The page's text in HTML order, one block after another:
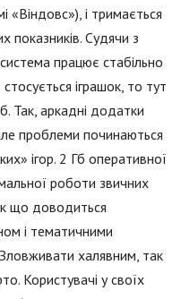
«Віндовс»), і тримається
показників. Судячи з
система працює стабільно
іграшок, то тут
Так, аркадні додатки
проблеми починаються
ігор. 2 Гб оперативної
роботи звичних
що доводиться
і тематичними
халявним, так
Користувачі у своїх